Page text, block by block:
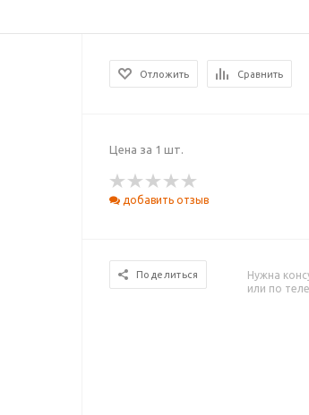
Отложить Сравнить
Цена за 1 шт.
добавить отзыв
Поделиться Нужна
или по